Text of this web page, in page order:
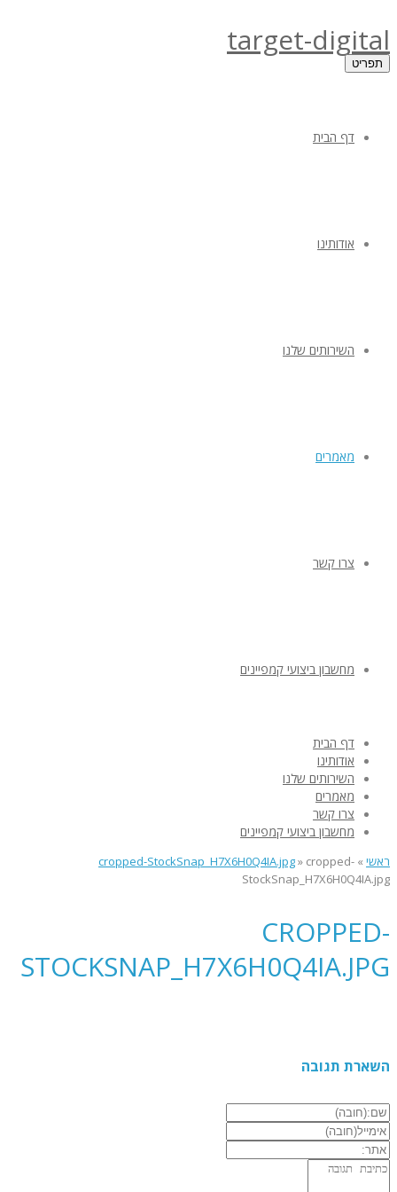
target-digital
תפריט
דף הבית
אודותינו
השירותים שלנו
מאמרים
צרו קשר
מחשבון ביצועי קמפיינים
דף הבית
אודותינו
השירותים שלנו
מאמרים
צרו קשר
מחשבון ביצועי קמפיינים
ראשי »
cropped-StockSnap_H7X6H0Q4IA.jpg» cropped-
StockSnap_H7X6H0Q4IA.jpg
CROPPED-
STOCKSNAP_H7X6H0Q4IA.JPG
השארת תגובה